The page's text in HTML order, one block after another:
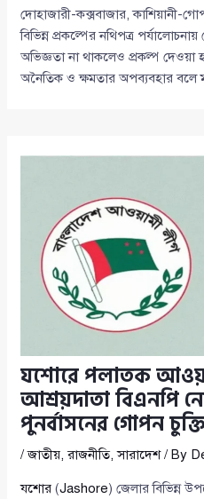
দোহাজারী-কক্সবাজার, কাশিয়ানী-
বিভিন্ন প্রকল্পের নথিপত্র
অভিজ্ঞতা না থাকলেও প্রকল্প দেওয়া
অনৈতিক ও ক্ষমতার অপব্যবহার বলে
যশোরে পলাতক
আশ্রয়দাতা বিএনপি
পুনর্বাসনের গোপন
/জাতীয়,রাজনীতি,সারাদেশ/ By
যশোর (Jashore) জেলার বিভিন্ন